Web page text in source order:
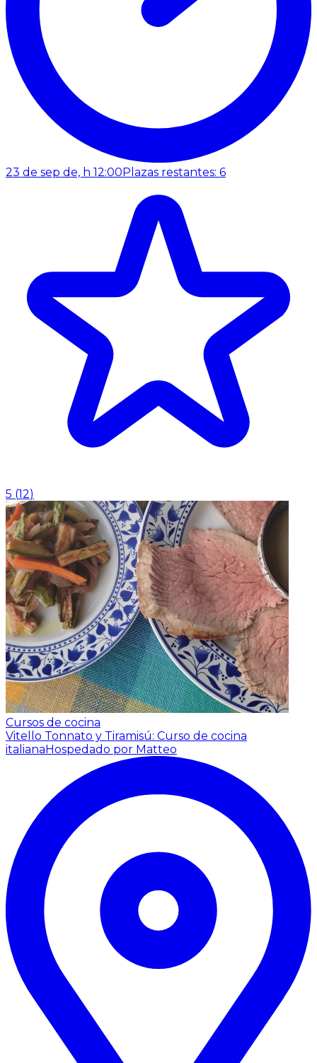
23 de sep de, h 12:00Plazas restantes: 6
5 (12)
Cursos de cocina
Vitello Tonnato y Tiramisú: Curso de cocina
italianaHospedado por Matteo